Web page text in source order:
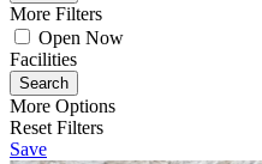
More Filters
Open Now
Facilities
Search
More Options
Reset Filters
Save